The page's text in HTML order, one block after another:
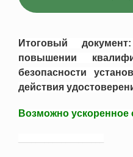
Итоговый
повышении
безопасности
действия
Возможно ускоренное